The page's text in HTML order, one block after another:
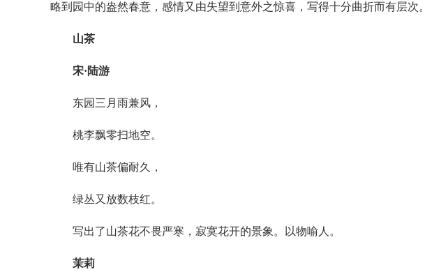
略到园中的盎然春意，感情又由失望到意外之惊喜，写得十分曲折而有层次。
山茶
宋·陆游
东园三月雨兼风，
桃李飘零扫地空。
唯有山茶偏耐久，
绿丛又放数枝红。
写出了山茶花不畏严寒，寂寞花开的景象。以物喻人。
茉莉